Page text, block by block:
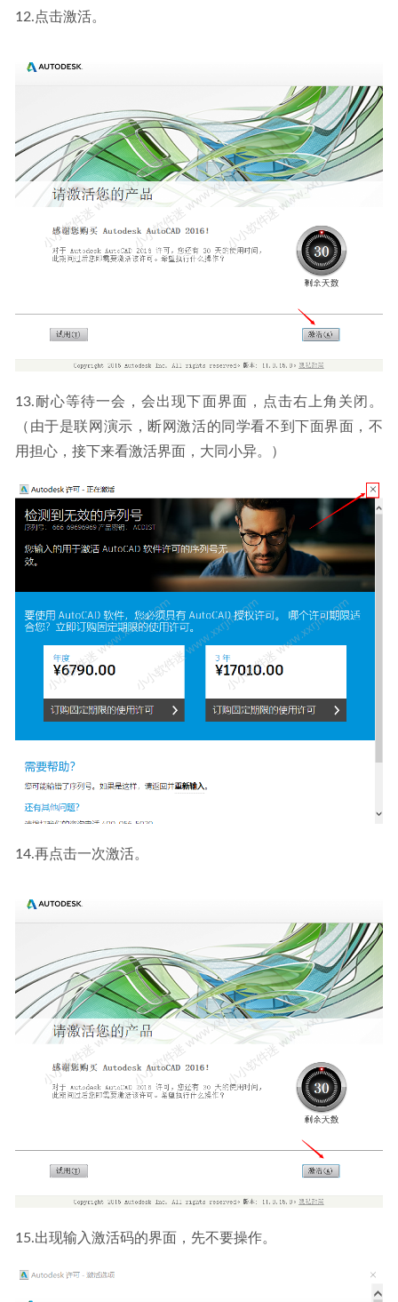
12.点击激活。
13.耐心等待一会，会出现下面界面，点击右上角关闭。
（由于是联网演示，断网激活的同学看不到下面界面，不
用担心，接下来看激活界面，大同小异。）
14.再点击一次激活。
15.出现输入激活码的界面，先不要操作。